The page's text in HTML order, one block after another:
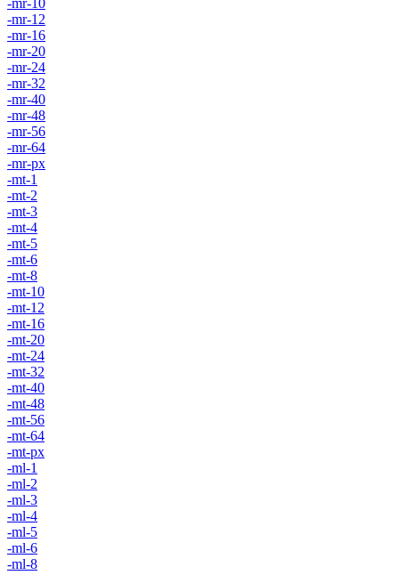
-mr-12
-mr-16
-mr-20
-mr-24
-mr-32
-mr-40
-mr-48
-mr-56
-mr-64
-mr-px
-mt-1
-mt-2
-mt-3
-mt-4
-mt-5
-mt-6
-mt-8
-mt-10
-mt-12
-mt-16
-mt-20
-mt-24
-mt-32
-mt-40
-mt-48
-mt-56
-mt-64
-mt-px
-ml-1
-ml-2
-ml-3
-ml-4
-ml-5
-ml-6
-ml-8